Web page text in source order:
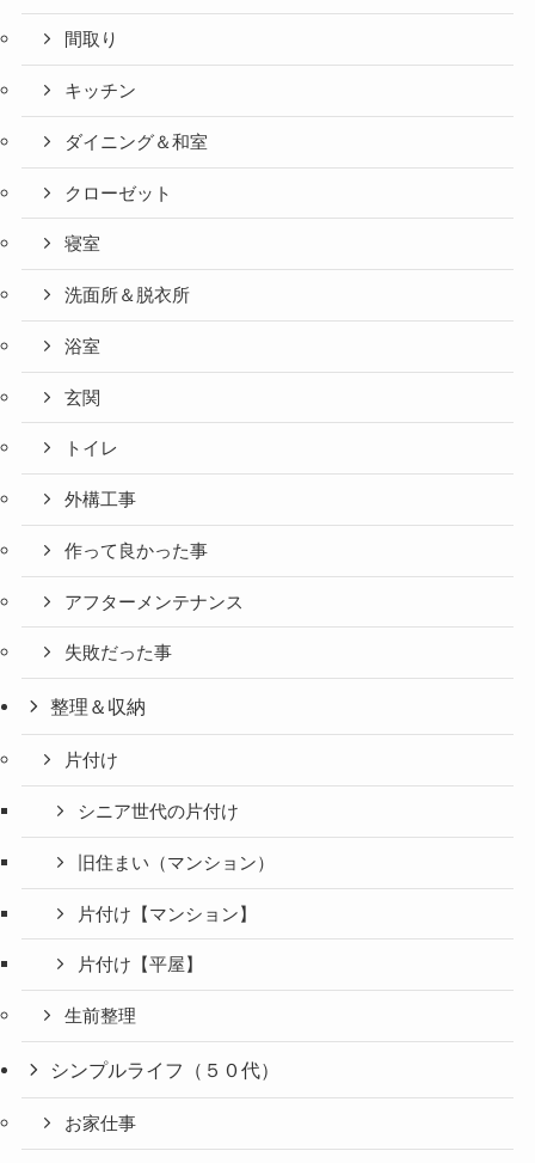
間取り
キッチン
ダイニング＆和室
クローゼット
寝室
洗面所＆脱衣所
浴室
玄関
トイレ
外構工事
作って良かった事
アフターメンテナンス
失敗だった事
整理＆収納
片付け
シニア世代の片付け
旧住まい（マンション）
片付け【マンション】
片付け【平屋】
生前整理
シンプルライフ（５０代）
お家仕事